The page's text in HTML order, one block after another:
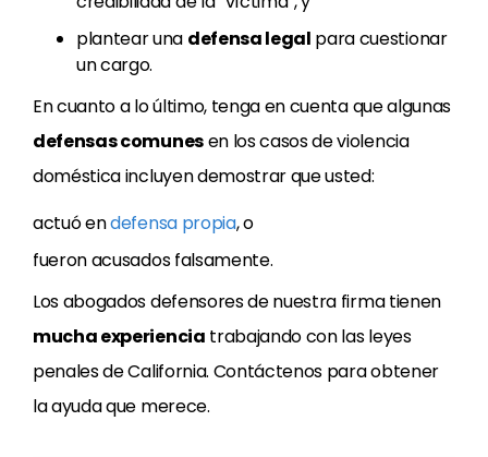
plantear una defensa legal para cuestionar
un cargo.
En cuanto a lo último, tenga en cuenta que algunas
defensas comunesen los casos de violencia
doméstica incluyen demostrar que usted:
actuó endefensa propia, o
fueron acusados falsamente.
Los abogados defensores de nuestra firma tienen
mucha experiencia trabajando con las leyes
penales de California. Contáctenos para obtener
la ayuda que merece.